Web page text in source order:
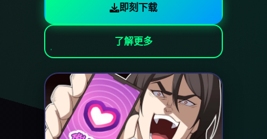
即刻下载
了解更多